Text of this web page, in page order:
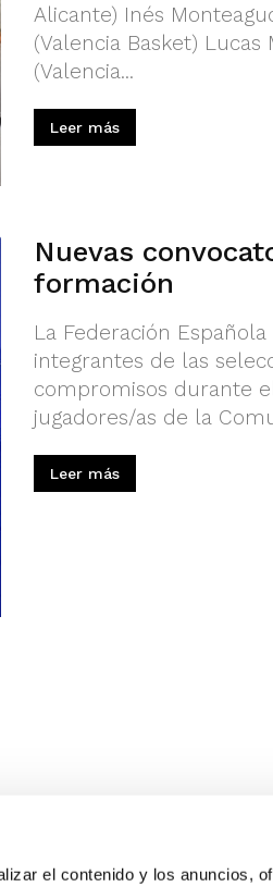
el contenido y los anuncios,
Alicante) Inés
(Valencia Basket)
(Valencia...
Leer más
Nuevas
formación
La Federación
integrantes de las
compromisos durante
jugadores/as de la
Leer más